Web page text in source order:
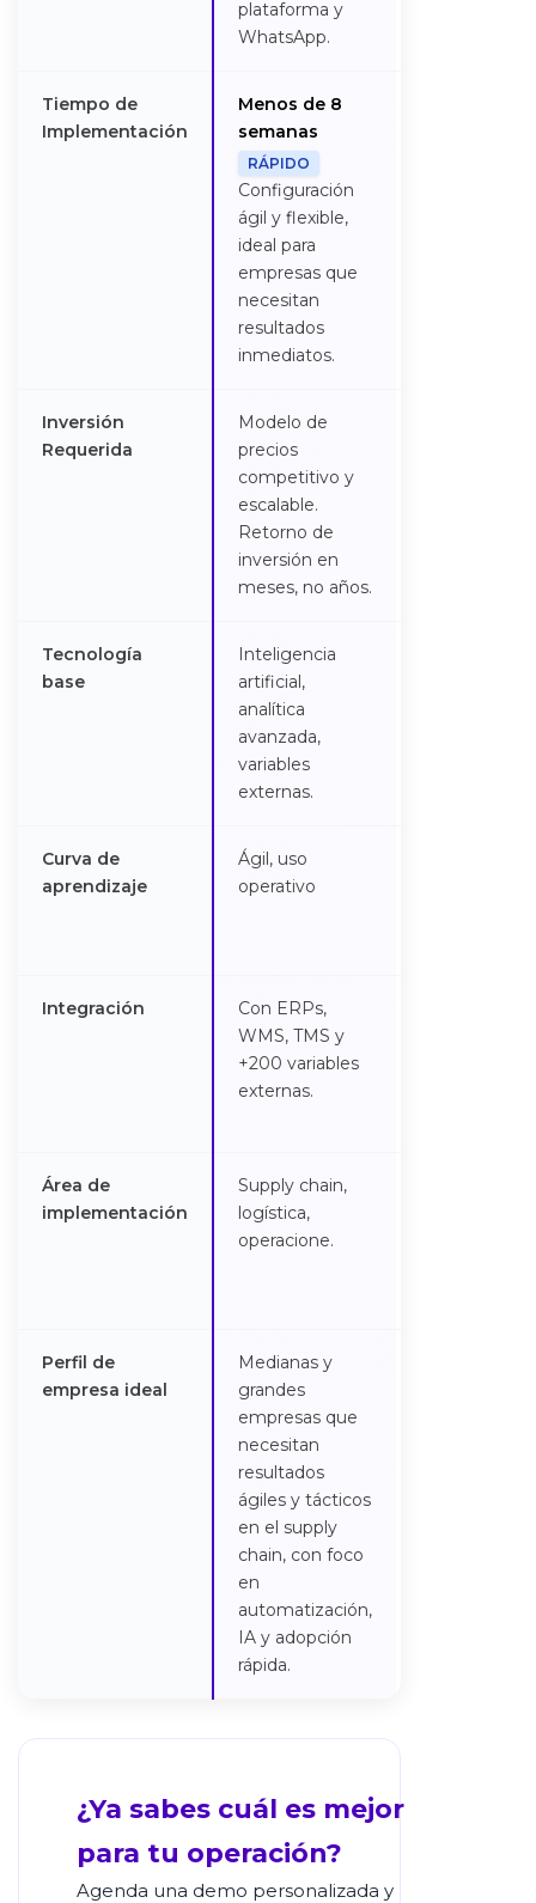
plataforma y
WhatsApp.
Tiempo de
Implementación
Menos de 8
semanas
RÁPIDO
Configuración
ágil y flexible,
ideal para
empresas que
necesitan
resultados
inmediatos.
Inversión
Requerida
Modelo de
precios
competitivo y
escalable.
Retorno de
inversión en
meses, no años.
Tecnología
base
Inteligencia
artificial,
analítica
avanzada,
variables
externas.
Curva de
aprendizaje
Ágil, uso
operativo
Integración
Con ERPs,
WMS, TMS y
+200 variables
externas.
Área de
implementación
Supply chain,
logística,
operacione.
Perfil de
empresa ideal
Medianas y
grandes
empresas que
necesitan
resultados
ágiles y tácticos
en el supply
chain, con foco
en
automatización,
IA y adopción
rápida.
¿Ya sabes cuál es mejor
para tu operación?
Agenda una demo personalizada y